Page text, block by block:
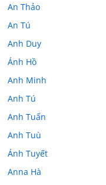
An Thảo
An Tú
Anh Duy
Ánh Hồ
Anh Minh
Anh Tú
Anh Tuấn
Anh Tuù
Ánh Tuyết
Anna Hà